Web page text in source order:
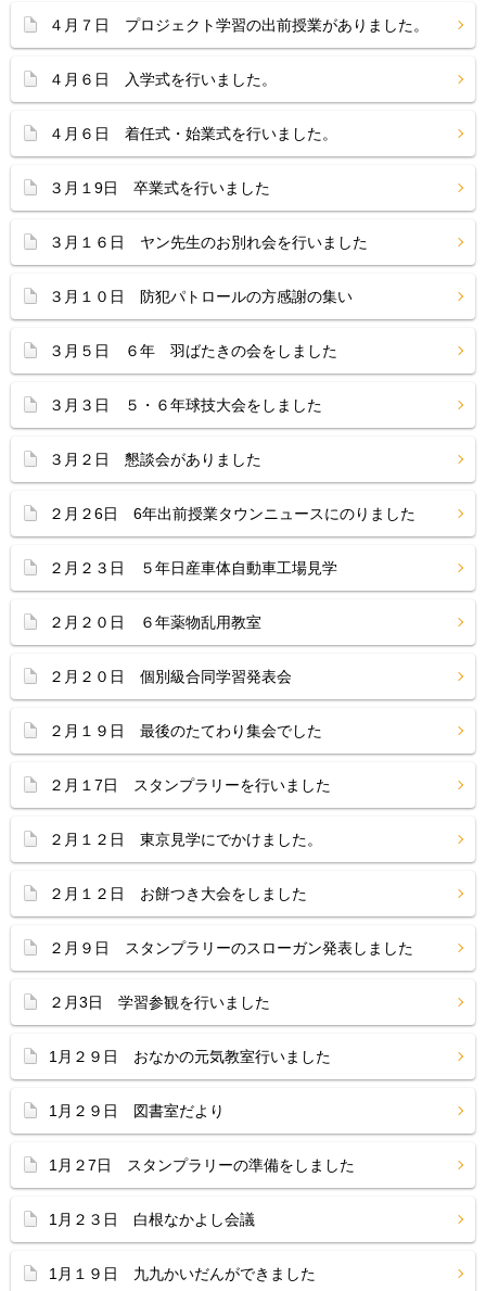
４月７日 プロジェクト学習の出前授業がありました。
４月６日 入学式を行いました。
４月６日 着任式・始業式を行いました。
３月１9日 卒業式を行いました
３月１６日 ヤン先生のお別れ会を行いました
３月１０日 防犯パトロールの方感謝の集い
３月５日 ６年 羽ばたきの会をしました
３月３日 ５・６年球技大会をしました
３月２日 懇談会がありました
２月２6日 6年出前授業タウンニュースにのりました
２月２３日 ５年日産車体自動車工場見学
２月２０日 ６年薬物乱用教室
２月２０日 個別級合同学習発表会
２月１９日 最後のたてわり集会でした
２月１7日 スタンプラリーを行いました
２月１２日 東京見学にでかけました。
２月１２日 お餅つき大会をしました
２月９日 スタンプラリーのスローガン発表しました
２月3日 学習参観を行いました
1月２９日 おなかの元気教室行いました
1月２９日 図書室だより
1月２7日 スタンプラリーの準備をしました
1月２３日 白根なかよし会議
1月１９日 九九かいだんができました